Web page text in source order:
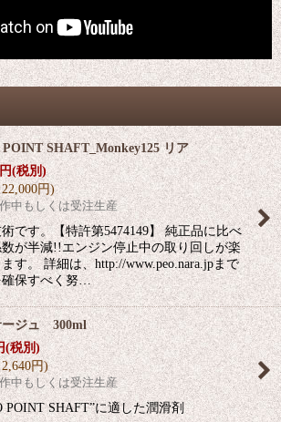
SHAFT_Monkey125 リア
円(税別)
22,000円)
中もしくは受注生産
です。【特許第5474149】 純正品に比べ
が半減!!エンジン停止中の取り回しが楽
す。 詳細は、http://www.peo.nara.jpまで
確保すべく努…
ージュ 300ml
(税別)
2,640円)
中もしくは受注生産
POINT SHAFT”に適した潤滑剤